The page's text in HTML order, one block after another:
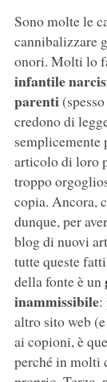
Sono molte le
cannibalizzare
onori. Molti lo
infantile
parenti
credono di
semplicemente
articolo di loro
troppo
copia. Ancora,
dunque, per
blog di nuovi
tutte queste
della fonte è un
inammissibile:
altro sito web
ai copioni, è
perché in molti